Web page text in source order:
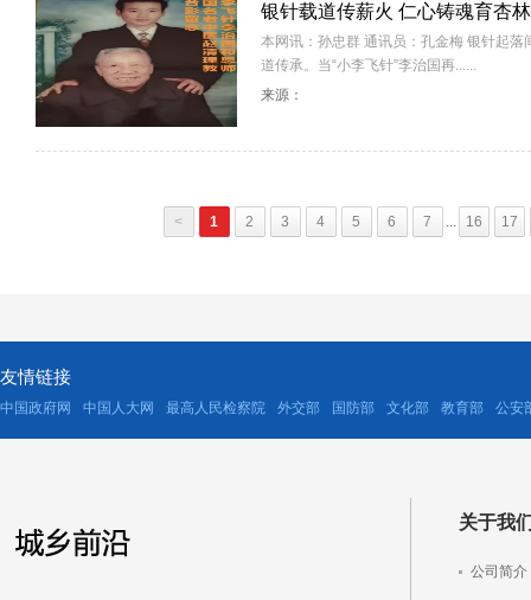
银针载道传薪火 仁心铸魂育杏林
本网讯：孙忠群 通讯员：孔金梅 银针起
道传承。当“小李飞针”李治国再......
来源：
< 1 2 3 4 5 6 7 ... 16 17
友情链接
中国政府网 中国人大网 最高人民检察院 外交部 国防部 文化部 教育部 公安
关于我
公司简介